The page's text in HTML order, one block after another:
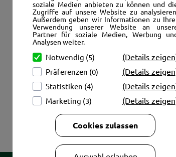
soziale Medien anbieten zu können und
Zugriffe auf unsere Website zu
Außerdem geben wir Informationen zu
Verwendung unserer Website an
Partner für soziale Medien, Werbung
Analysen weiter.
Notwendig (5) (Details
Präferenzen (0) (Details
Statistiken (4) (Details
Marketing (3) (Details
Cookies zulassen
Wir freuen uns, Sie im AutoShop
Jaguar und Citroen. Hier in
Couch aus unsere Räder und